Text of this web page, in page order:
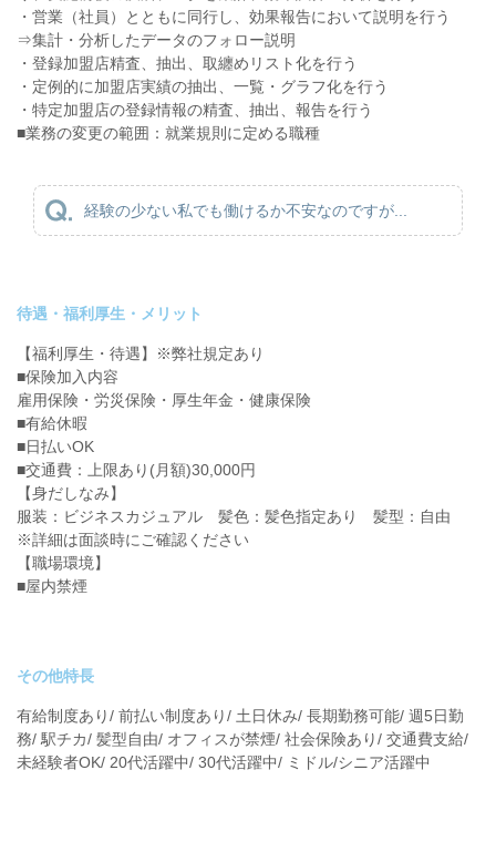
・営業（社員）とともに同行し、効果報告において説明を行う
⇒集計・分析したデータのフォロー説明
・登録加盟店精査、抽出、取纏めリスト化を行う
・定例的に加盟店実績の抽出、一覧・グラフ化を行う
・特定加盟店の登録情報の精査、抽出、報告を行う
■業務の変更の範囲：就業規則に定める職種
経験の少ない私でも働けるか不安なのですが...
待遇・福利厚生・メリット
【福利厚生・待遇】※弊社規定あり
■保険加入内容
雇用保険・労災保険・厚生年金・健康保険
■有給休暇
■日払いOK
■交通費：上限あり(月額)30,000円
【身だしなみ】
服装：ビジネスカジュアル 髪色：髪色指定あり 髪型：自由
※詳細は面談時にご確認ください
【職場環境】
■屋内禁煙
その他特長
有給制度あり/ 前払い制度あり/ 土日休み/ 長期勤務可能/ 週5日勤
務/ 駅チカ/ 髪型自由/ オフィスが禁煙/ 社会保険あり/ 交通費支給/
未経験者OK/ 20代活躍中/ 30代活躍中/ ミドル/シニア活躍中